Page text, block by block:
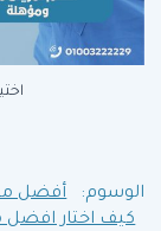
الوسوم: أفضل
كيف اختار افضل